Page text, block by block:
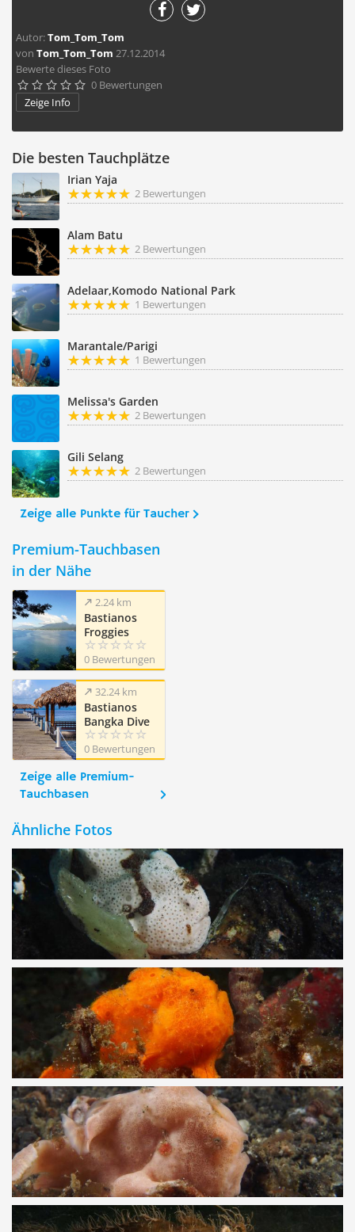
Autor:Tom_Tom_Tom
von Tom_Tom_Tom 27.12.2014
Bewerte dieses Foto
     0 Bewertungen
Zeige Info
Die besten Tauchplätze
Irian Yaja
2 Bewertungen
Alam Batu
2 Bewertungen
Adelaar,Komodo National Park
1 Bewertungen
Marantale/Parigi
1 Bewertungen
Melissa's Garden
2 Bewertungen
Gili Selang
2 Bewertungen
Zeige alle Punkte für Taucher
Premium-Tauchbasen
in der Nähe
2.24 km
Bastianos
Froggies
Lembeh Dive
Resort
0 Bewertungen
32.24 km
Bastianos
Bangka Dive
Resort
0 Bewertungen
Zeige alle Premium-
Tauchbasen
Ähnliche Fotos